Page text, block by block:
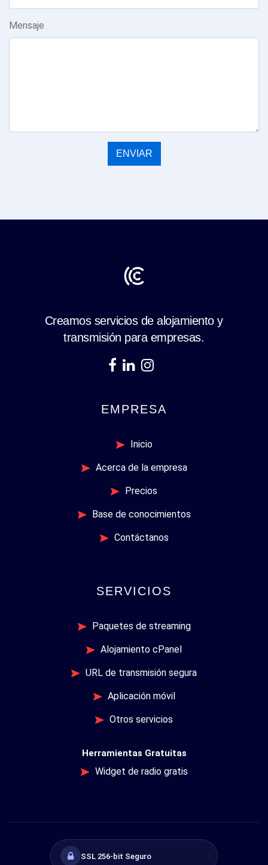
Mensaje
ENVIAR
Creamos servicios de alojamiento y
transmisión para empresas.
EMPRESA
Inicio
Acerca de la empresa
Precios
Base de conocimientos
Contáctanos
SERVICIOS
Paquetes de streaming
Alojamiento cPanel
URL de transmisión segura
Aplicación móvil
Otros servicios
Herramientas Gratuitas
Widget de radio gratis
SSL 256-bit Seguro